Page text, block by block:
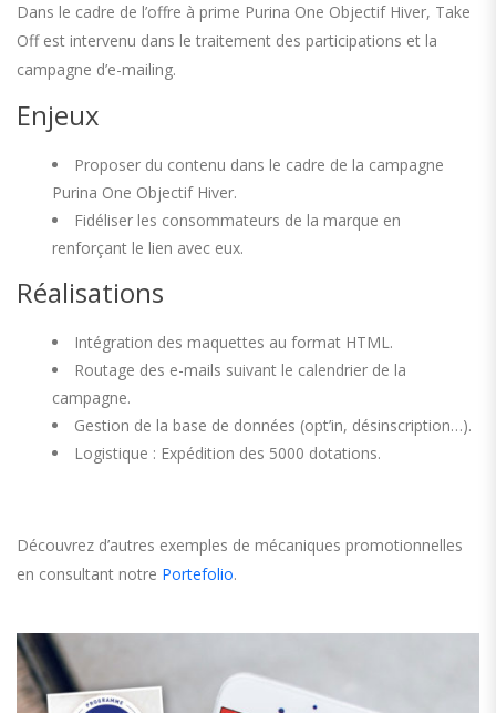
Dans le cadre de l’offre à prime Purina One Objectif Hiver, Take
Off est intervenu dans le traitement des participations et la
campagne d’e-mailing.
Enjeux
Proposer du contenu dans le cadre de la campagne
Purina One Objectif Hiver.
Fidéliser les consommateurs de la marque en
renforçant le lien avec eux.
Réalisations
Intégration des maquettes au format HTML.
Routage des e-mails suivant le calendrier de la
campagne.
Gestion de la base de données (opt’in, désinscription…).
Logistique : Expédition des 5000 dotations.
Découvrez d’autres exemples de mécaniques promotionnelles
en consultant notre Portefolio.